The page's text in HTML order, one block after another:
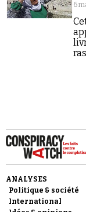
6
ANALYSES
Politique & société
International